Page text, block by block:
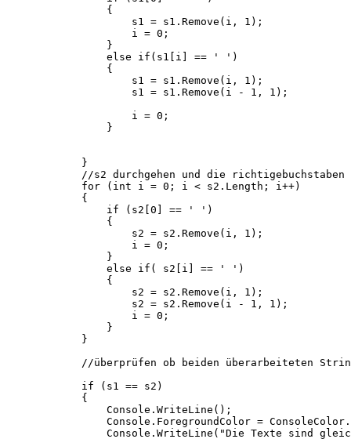
                {
                    s1 = s1.Remove(i, 1);
                    i = 0;
                }
                else if(s1[i] == ' ')
                {
                    s1 = s1.Remove(i, 1);
                    s1 = s1.Remove(i - 1, 1);
                    i = 0;
                }
            }
//s2 durchgehen und die richtigebuchstaben
            for (int i = 0; i < s2.Length; i++)
            {
                if (s2[0] == ' ')
                {
                    s2 = s2.Remove(i, 1);
                    i = 0;
                }
                else if( s2[i] == ' ')
                {
                    s2 = s2.Remove(i, 1);
                    s2 = s2.Remove(i - 1, 1);
                    i = 0;
                }
            }
//überprüfen ob beiden überarbeiteten
            if (s1 == s2)
            {
                Console.WriteLine();
Console.ForegroundColor =
Console.WriteLine("Die Texte sind